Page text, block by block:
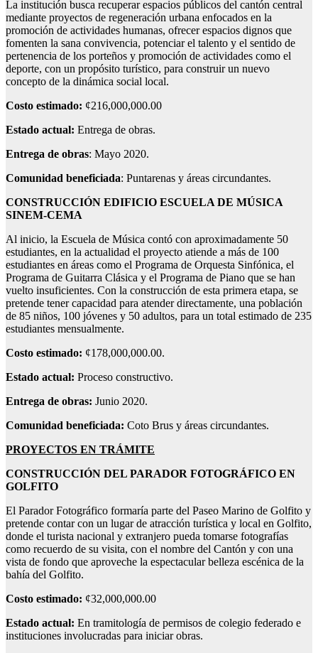
La institución busca recuperar espacios públicos del cantón central
mediante proyectos de regeneración urbana enfocados en la
promoción de actividades humanas, ofrecer espacios dignos que
fomenten la sana convivencia, potenciar el talento y el sentido de
pertenencia de los porteños y promoción de actividades como el
deporte, con un propósito turístico, para construir un nuevo
concepto de la dinámica social local.
Costo estimado: ¢216,000,000.00
Estado actual: Entrega de obras.
Entrega de obras: Mayo 2020.
Comunidad beneficiada: Puntarenas y áreas circundantes.
CONSTRUCCIÓN EDIFICIO ESCUELA DE MÚSICA
SINEM-CEMA
Al inicio, la Escuela de Música contó con aproximadamente 50
estudiantes, en la actualidad el proyecto atiende a más de 100
estudiantes en áreas como el Programa de Orquesta Sinfónica, el
Programa de Guitarra Clásica y el Programa de Piano que se han
vuelto insuficientes. Con la construcción de esta primera etapa, se
pretende tener capacidad para atender directamente, una población
de 85 niños, 100 jóvenes y 50 adultos, para un total estimado de 235
estudiantes mensualmente.
Costo estimado: ¢178,000,000.00.
Estado actual: Proceso constructivo.
Entrega de obras: Junio 2020.
Comunidad beneficiada: Coto Brus y áreas circundantes.
PROYECTOS EN TRÁMITE
CONSTRUCCIÓN DEL PARADOR FOTOGRÁFICO EN
GOLFITO
El Parador Fotográfico formaría parte del Paseo Marino de Golfito y
pretende contar con un lugar de atracción turística y local en Golfito,
donde el turista nacional y extranjero pueda tomarse fotografías
como recuerdo de su visita, con el nombre del Cantón y con una
vista de fondo que aproveche la espectacular belleza escénica de la
bahía del Golfito.
Costo estimado: ¢32,000,000.00
Estado actual: En tramitología de permisos de colegio federado e
instituciones involucradas para iniciar obras.